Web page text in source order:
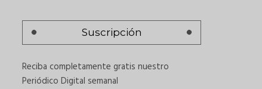
Suscripción
Reciba completamente gratis nuestro
Periódico Digital semanal